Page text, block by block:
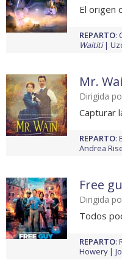
El origen
REPARTO:
Waititi
Mr.
Dirigida
Capturar
REPARTO:
Andrea
Free
Dirigida
Todos
REPARTO:
Howery